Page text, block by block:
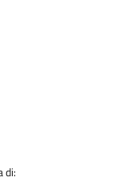
di: